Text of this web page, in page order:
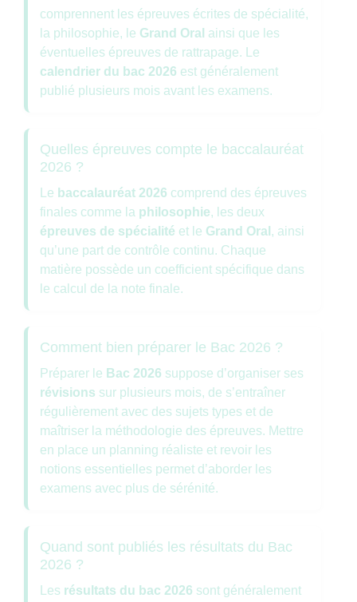
comprennent les épreuves écrites de spécialité,
la philosophie, le Grand Oral ainsi que les
éventuelles épreuves de rattrapage. Le
calendrier du bac 2026 est généralement
publié plusieurs mois avant les examens.
Quelles épreuves compte le baccalauréat
2026 ?
Le baccalauréat 2026 comprend des épreuves
finales comme la philosophie, les deux
épreuves de spécialité et le Grand Oral , ainsi
qu’une part de contrôle continu. Chaque
matière possède un coefficient spécifique dans
le calcul de la note finale.
Comment bien préparer le Bac 2026 ?
Préparer le Bac 2026 suppose d’organiser ses
révisions sur plusieurs mois, de s’entraîner
régulièrement avec des sujets types et de
maîtriser la méthodologie des épreuves. Mettre
en place un planning réaliste et revoir les
notions essentielles permet d’aborder les
examens avec plus de sérénité.
Quand sont publiés les résultats du Bac
2026 ?
Les résultats du bac 2026 sont généralement